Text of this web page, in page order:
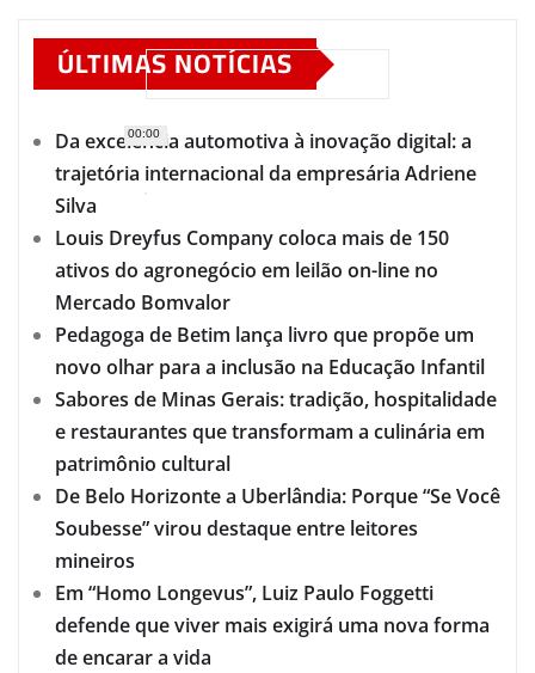
00:00
ÚLTIMAS NOTÍCIAS
Da excelência automotiva à inovação digital: a
trajetória internacional da empresária Adriene
Silva
Louis Dreyfus Company coloca mais de 150
ativos do agronegócio em leilão on-line no
Mercado Bomvalor
Pedagoga de Betim lança livro que propõe um
novo olhar para a inclusão na Educação Infantil
Sabores de Minas Gerais: tradição, hospitalidade
e restaurantes que transformam a culinária em
patrimônio cultural
De Belo Horizonte a Uberlândia: Porque “Se Você
Soubesse” virou destaque entre leitores
mineiros
Em “Homo Longevus”, Luiz Paulo Foggetti
defende que viver mais exigirá uma nova forma
de encarar a vida